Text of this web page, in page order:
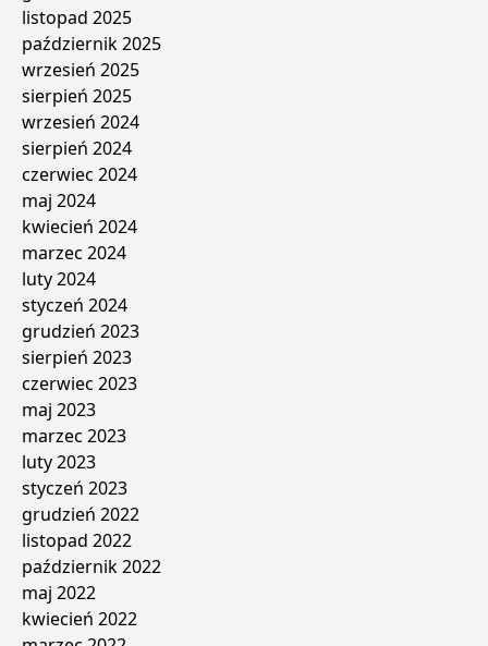
listopad 2025
październik 2025
wrzesień 2025
sierpień 2025
wrzesień 2024
sierpień 2024
czerwiec 2024
maj 2024
kwiecień 2024
marzec 2024
luty 2024
styczeń 2024
grudzień 2023
sierpień 2023
czerwiec 2023
maj 2023
marzec 2023
luty 2023
styczeń 2023
grudzień 2022
listopad 2022
październik 2022
maj 2022
kwiecień 2022